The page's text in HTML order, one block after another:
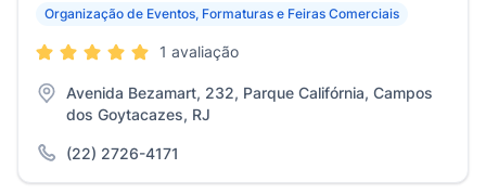
Organização de Eventos, Formaturas e Feiras Comerciais
1 avaliação
Avenida Bezamart, 232, Parque Califórnia, Campos
dos Goytacazes, RJ
(22) 2726-4171